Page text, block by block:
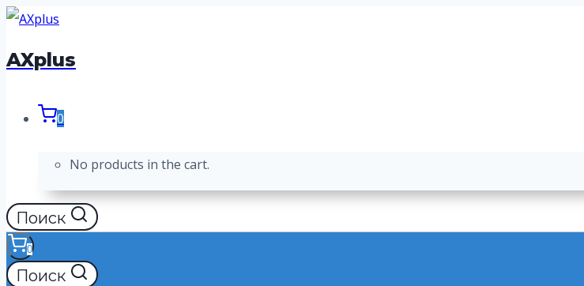
Перейти
содержимому
AXplus
0
No products in the cart.
Поиск
0
Поиск